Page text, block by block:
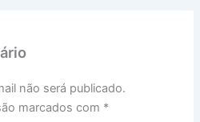
não será publicado.
marcados com *